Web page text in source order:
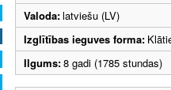
Valoda:latviešu (LV)
Izglītības ieguves forma:
Ilgums:8 gadi (1785 stundas)